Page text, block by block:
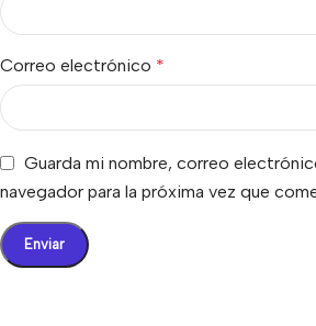
Correo electrónico *
Guarda mi nombre, correo
navegador para la próxima vez que